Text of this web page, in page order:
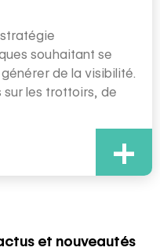
souhaitant se
de la visibilité.
sur les trottoirs, de
+
et nouveautés